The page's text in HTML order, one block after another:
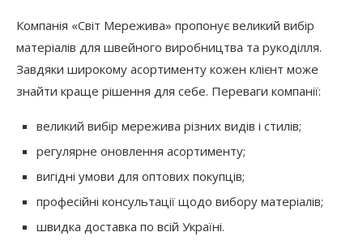
Компанія «Світ Мережива» пропонує великий вибір
матеріалів для швейного виробництва та рукоділля.
Завдяки широкому асортименту кожен клієнт може
знайти краще рішення для себе. Переваги компанії:
великий вибір мережива різних видів і стилів;
регулярне оновлення асортименту;
вигідні умови для оптових покупців;
професійні консультації щодо вибору матеріалів;
швидка доставка по всій Україні.